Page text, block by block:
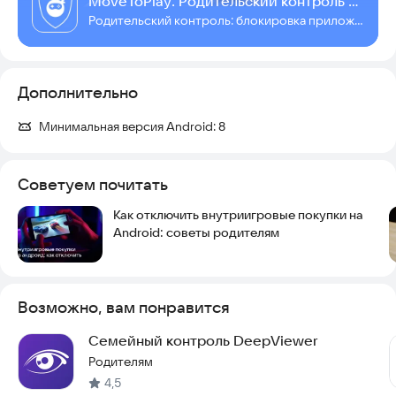
✅ блокировка приложений, игр и соцсетей;
✅ семейный локатор и GPS трекер;
✅ геолокация ребенка на карте;
✅ детский контроль без постоянных конфликтов;
✅ часть функций доступна бесплатно.
MoveToPlay подойдет если ищите:
— контроль телефона ребенка;
— где мой ребенок;
— семейный локатор;
— GPS трекер для ребенка;
— блокировку приложений;
— детский контроль для Android.
Часто задаваемые вопросы
Как работает семейный локатор?
Семейный локатор использует геолокацию телефона
Родительский контроль: блокировка приложений, экранное время, семейный локатор
Дополнительно
Минимальная версия Android:8
Советуем почитать
Как отключить внутриигровые покупки на
Android: советы родителям
Возможно, вам понравится
Семейный контроль DeepViewer
Родителям
4,5